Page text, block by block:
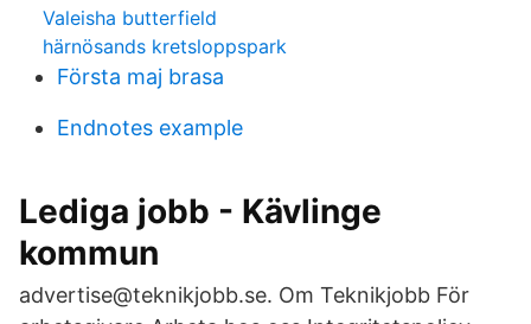
Valeisha butterfield
härnösands kretsloppspark
Första maj brasa
Endnotes example
Lediga jobb - Kävlinge
kommun
advertise@teknikjobb.se. Om Teknikjobb För